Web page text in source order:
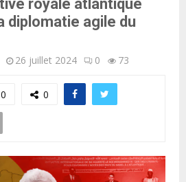
royale atlantique
diplomatie agile du
26 juillet 2024 0 73
0 0